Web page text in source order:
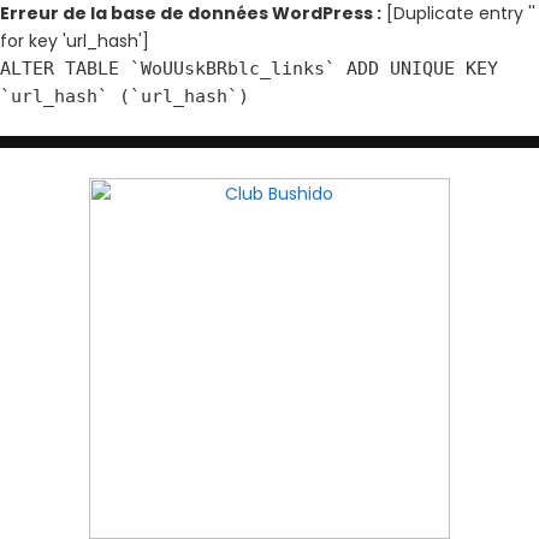
Erreur de la base de données WordPress : [Duplicate entry ''
for key 'url_hash']
ALTER TABLE `WoUUskBRblc_links` ADD UNIQUE KEY
`url_hash` (`url_hash`)